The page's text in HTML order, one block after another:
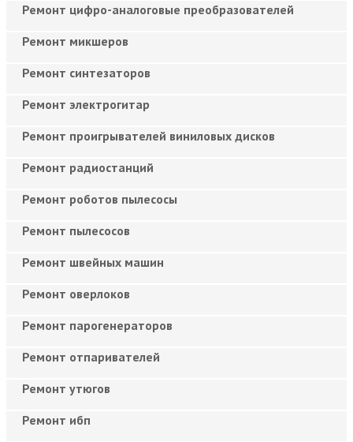
Ремонт цифро-аналоговые преобразователей
Ремонт микшеров
Ремонт синтезаторов
Ремонт электрогитар
Ремонт проигрывателей виниловых дисков
Ремонт радиостанций
Ремонт роботов пылесосы
Ремонт пылесосов
Ремонт швейных машин
Ремонт оверлоков
Ремонт парогенераторов
Ремонт отпаривателей
Ремонт утюгов
Ремонт ибп